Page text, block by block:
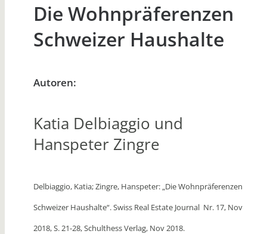
Die Wohnpräferenzen
Schweizer Haushalte
Autoren:
Katia Delbiaggio und
Hanspeter Zingre
Delbiaggio, Katia; Zingre, Hanspeter: „Die Wohnpräferenzen
Schweizer Haushalte“. Swiss Real Estate Journal Nr. 17, Nov
2018, S. 21-28, Schulthess Verlag, Nov 2018.